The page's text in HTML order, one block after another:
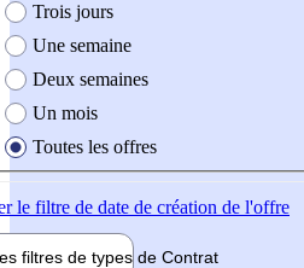
Trois jours
Une semaine
Deux semaines
Un mois
Toutes les offres
le filtre de date de création de l'offre
filtres de types de Contrat